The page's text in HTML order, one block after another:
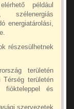
például
szélenergiás
energiatárolási,
részesülhetnek
területén
területén
fiókteleppel és
szervezetek